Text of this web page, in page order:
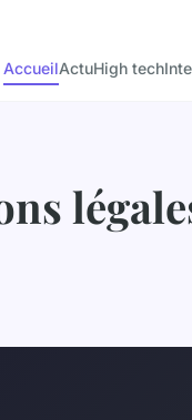
AccueilActuHigh tech